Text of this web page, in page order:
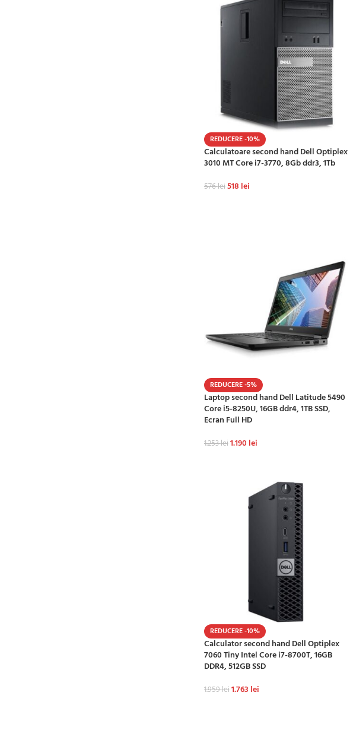
REDUCERE -10%
Calculatoare second hand Dell Optiplex
3010 MT Core i7-3770, 8Gb ddr3, 1Tb
576lei518 lei
REDUCERE -5%
Laptop second hand Dell Latitude 5490
Core i5-8250U, 16GB ddr4, 1TB SSD,
Ecran Full HD
1.253lei1.190 lei
REDUCERE -10%
Calculator second hand Dell Optiplex
7060 Tiny Intel Core i7-8700T, 16GB
DDR4, 512GB SSD
1.959lei1.763 lei